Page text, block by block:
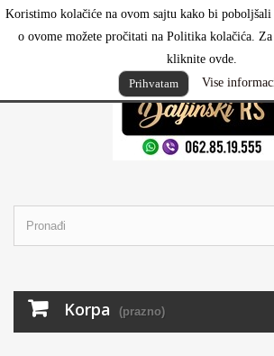
Koristimo kolačiće na ovom sajtu kako bi
o ovome možete pročitati na Politika kolačića. Za
kliknite ovde.
Prihvatam
Vise
Korpa (prazno)